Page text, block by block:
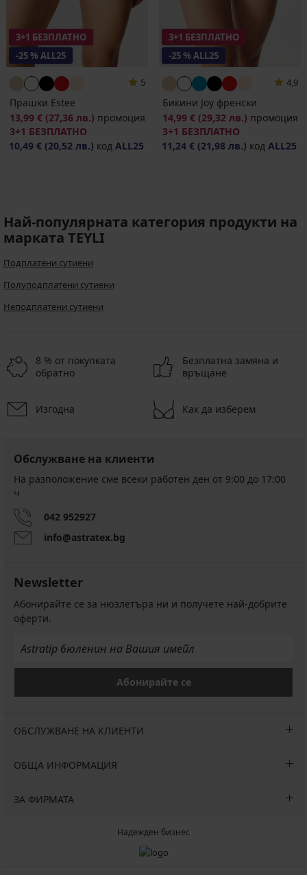
3+1 БЕЗПЛАТНО
-25 % ALL25
5
Прашки Estee
13,99 € (27,36 лв.) промоция
3+1 БЕЗПЛАТНО
10,49 € (20,52 лв.) код ALL25
3+1 БЕЗПЛАТНО
-25 % ALL25
4,9
Бикини Joy френски
14,99 € (29,32 лв.) промоция
3+1 БЕЗПЛАТНО
11,24 € (21,98 лв.) код ALL25
Най-популярната категория продукти на
марката TEYLI
Подплатени сутиени
Полуподплатени сутиени
Неподплатени сутиени
8 % от покупката
обратно
Безплатна замяна и
връщане
Изгодна Как да изберем
Обслужване на клиенти
На разположение сме всеки работен ден от 9:00 до 17:00
ч
042 952927
info@astratex.bg
Newsletter
Абонирайте се за нюзлетъра ни и получете най-добрите
оферти.
Абонирайте се
ОБСЛУЖВАНЕ НА КЛИЕНТИ
ОБЩА ИНФОРМАЦИЯ
ЗА ФИРМАТА
Надежден бизнес